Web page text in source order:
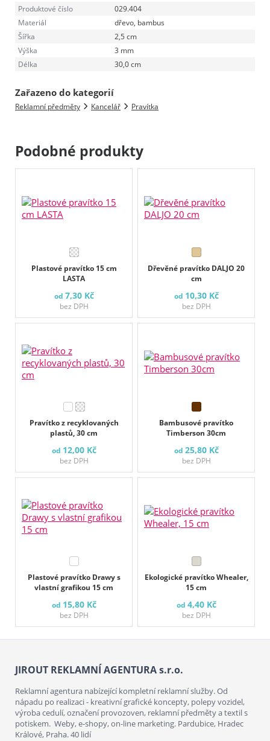
Produktové číslo
029.404
Materiál
dřevo, bambus
Šířka
2,5 cm
Výška
3 mm
Délka
30,0 cm
Zařazeno do kategorií
Reklamní předměty Kancelář Pravítka
Podobné produkty
Plastové pravítko 15 cm
LASTA
od 7,30 Kč
bez DPH
Dřevěné pravítko DALJO 20
cm
od 10,30 Kč
bez DPH
Pravítko z recyklovaných
plastů, 30 cm
od 12,00 Kč
bez DPH
Bambusové pravítko
Timberson 30cm
od 25,80 Kč
bez DPH
Plastové pravítko Drawy s
vlastní grafikou 15 cm
od 15,80 Kč
bez DPH
Ekologické pravítko Whealer,
15 cm
od 4,40 Kč
bez DPH
JIROUT REKLAMNÍ AGENTURA s.r.o.
Reklamní agentura nabízející kompletní reklamní služby. Od
nápadu po realizaci - kreativní grafické koncepty, polepy vozidel,
výroba cedulí, označení provozoven, reklamní předměty a textil s
potiskem. Weby, e-shopy, on-line marketing. Pardubice, Hradec
Králové, Praha. 40 lidí